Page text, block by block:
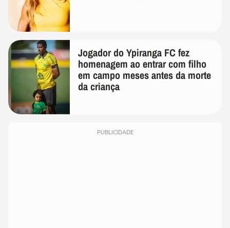
Jogador do Ypiranga FC fez
homenagem ao entrar com filho
em campo meses antes da morte
da criança
PUBLICIDADE